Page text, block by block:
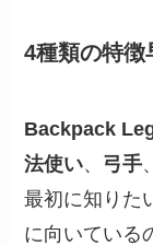
4種類の特徴
Backpack
法使い、 弓手、
最初に知りた
に向いている